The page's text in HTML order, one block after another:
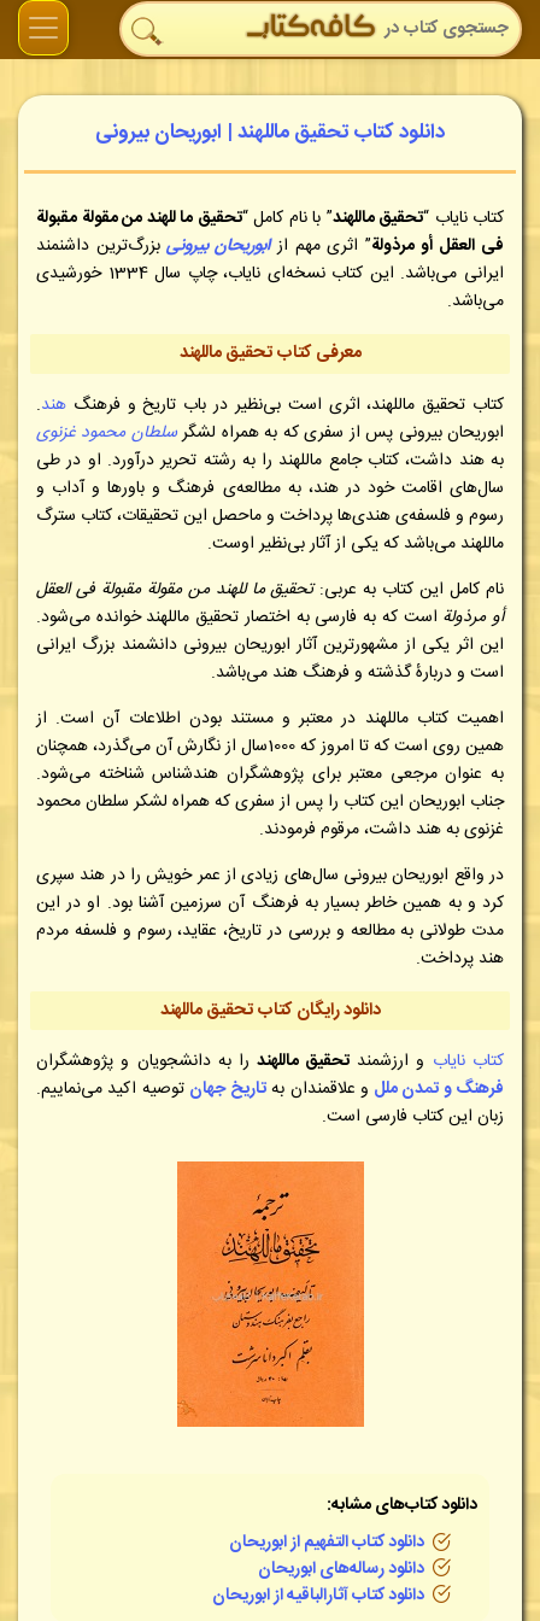
دانلود کتاب تحقیق ماللهند | ابوریحان بیرونی
کتاب نایاب “تحقیق ماللهند” با نام کامل “تحقیق ما للهند من مقولة مقبولة
فی العقل أو مرذولة” اثری مهم ازابوریحان بیرونیبزرگ‌ترین داشنمند
ایرانی می‌باشد. این کتاب نسخه‌ای نایاب، چاپ سال 1334 خورشیدی
می‌باشد.
معرفی کتاب تحقیق ماللهند
کتاب تحقیق ماللهند، اثری است بی‌نظیر در باب تاریخ و فرهنگ هند.
ابوریحان بیرونی پس از سفری که به همراه لشگرسلطان محمود غزنوی
به هند داشت، کتاب جامع ماللهند را به رشته تحریر درآورد. او در طی
سال‌های اقامت خود در هند، به مطالعه‌ی فرهنگ و باورها و آداب و
رسوم و فلسفه‌ی هندی‌ها پرداخت و ماحصل این تحقیقات، کتاب سترگ
ماللهند می‌باشد که یکی از آثار بی‌نظیر اوست.
نام کامل این کتاب به عربی:تحقیق ما للهند من مقولة مقبولة فی العقل
أو مرذولة است که به فارسی به اختصار تحقیق ماللهند خوانده می‌شود.
این اثر یکی از مشهورترین آثار ابوریحان بیرونی دانشمند بزرگ ایرانی
است و دربارهٔ گذشته و فرهنگ هند می‌باشد.
اهمیت کتاب ماللهند در معتبر و مستند بودن اطلاعات آن است. از
همین روی است که تا امروز که 1000سال از نگارش آن می‌گذرد، همچنان
به عنوان مرجعی معتبر برای پژوهشگران هندشناس شناخته می‌شود.
جناب ابوریحان این کتاب را پس از سفری که همراه لشکر سلطان محمود
غزنوی به هند داشت، مرقوم فرمودند.
در واقع ابوریحان بیرونی سال‌های زیادی از عمر خویش را در هند سپری
کرد و به همین خاطر بسیار به فرهنگ آن سرزمین آشنا بود. او در این
مدت طولانی به مطالعه و بررسی در تاریخ، عقاید، رسوم و فلسفه مردم
هند پرداخت.
دانلود رایگان کتاب تحقیق ماللهند
کتاب نایاب و ارزشمندتحقیق ماللهند را به دانشجویان و پژوهشگران
فرهنگ و تمدن ملل و علاقمندان بهتاریخ جهان توصیه اکید می‌نماییم.
زبان این کتاب فارسی است.
دانلود کتاب‌های مشابه:
دانلود کتاب التفهیم از ابوریحان
دانلود رساله‌های ابوریحان
دانلود کتاب آثارالباقیه از ابوریحان